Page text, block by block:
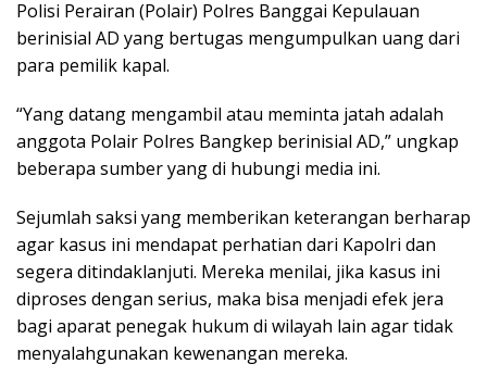
Polisi Perairan (Polair) Polres Banggai Kepulauan
berinisial AD yang bertugas mengumpulkan uang dari
para pemilik kapal.
“Yang datang mengambil atau meminta jatah adalah
anggota Polair Polres Bangkep berinisial AD,” ungkap
beberapa sumber yang di hubungi media ini.
Sejumlah saksi yang memberikan keterangan berharap
agar kasus ini mendapat perhatian dari Kapolri dan
segera ditindaklanjuti. Mereka menilai, jika kasus ini
diproses dengan serius, maka bisa menjadi efek jera
bagi aparat penegak hukum di wilayah lain agar tidak
menyalahgunakan kewenangan mereka.